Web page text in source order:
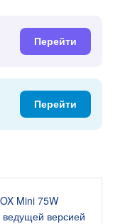
Перейти
Перейти
Mini 75W
версией